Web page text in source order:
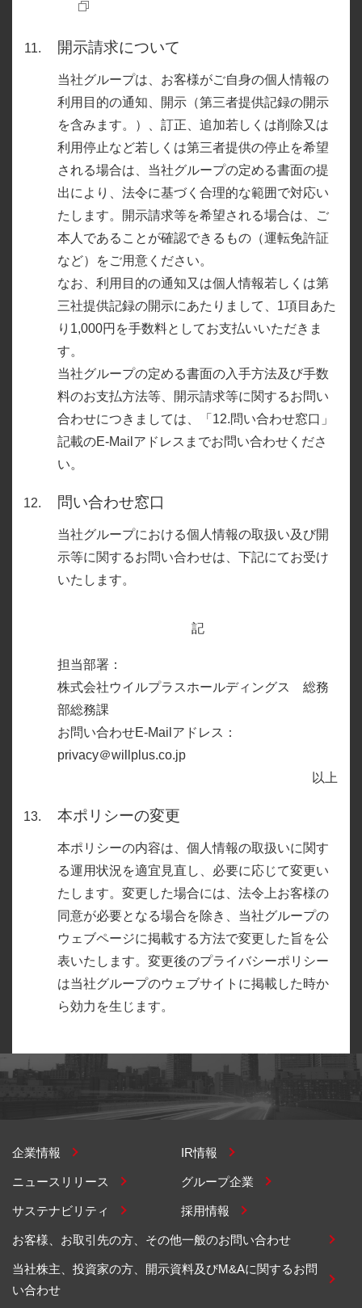
開示請求について
当社グループは、お客様がご自身の個人情報の
利用目的の通知、開示（第三者提供記録の開示
を含みます。）、訂正、追加若しくは削除又は
利用停止など若しくは第三者提供の停止を希望
される場合は、当社グループの定める書面の提
出により、法令に基づく合理的な範囲で対応い
たします。開示請求等を希望される場合は、ご
本人であることが確認できるもの（運転免許証
など）をご用意ください。
なお、利用目的の通知又は個人情報若しくは第
三社提供記録の開示にあたりまして、1項目あた
り1,000円を手数料としてお支払いいただきま
す。
当社グループの定める書面の入手方法及び手数
料のお支払方法等、開示請求等に関するお問い
合わせにつきましては、「12.問い合わせ窓口」
記載のE-Mailアドレスまでお問い合わせくださ
い。
問い合わせ窓口
当社グループにおける個人情報の取扱い及び開
示等に関するお問い合わせは、下記にてお受け
いたします。
記
担当部署：
株式会社ウイルプラスホールディングス 総務
部総務課
お問い合わせE-Mailアドレス：
privacy＠willplus.co.jp
以上
本ポリシーの変更
本ポリシーの内容は、個人情報の取扱いに関す
る運用状況を適宜見直し、必要に応じて変更い
たします。変更した場合には、法令上お客様の
同意が必要となる場合を除き、当社グループの
ウェブページに掲載する方法で変更した旨を公
表いたします。変更後のプライバシーポリシー
は当社グループのウェブサイトに掲載した時か
ら効力を生じます。
企業情報 IR情報
ニュースリリース
サステナビリティ
グループ企業
採用情報
お客様、お取引先の方、その他一般のお問い合わせ
当社株主、投資家の方、開示資料及びM&Aに関するお問
い合わせ